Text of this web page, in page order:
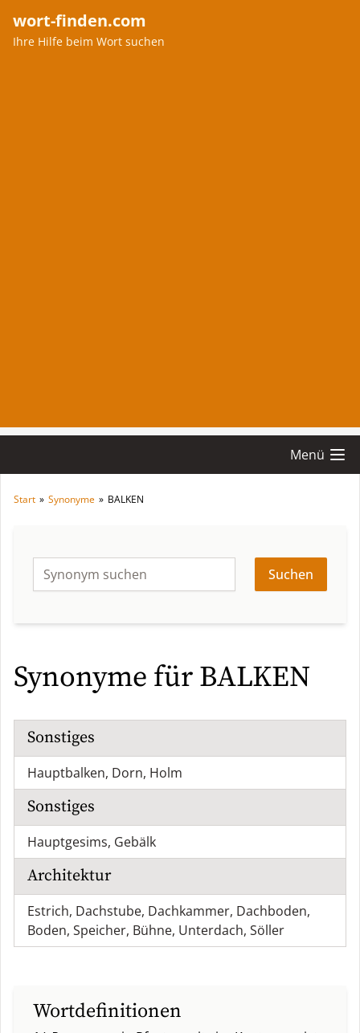
wort-finden.com
Ihre Hilfe beim Wort suchen
Menü
Start » Synonyme » BALKEN
Suchen
Synonyme für BALKEN
Sonstiges
Hauptbalken, Dorn, Holm
Sonstiges
Hauptgesims, Gebälk
Architektur
Estrich, Dachstube, Dachkammer, Dachboden,
Boden, Speicher, Bühne, Unterdach, Söller
Wortdefinitionen